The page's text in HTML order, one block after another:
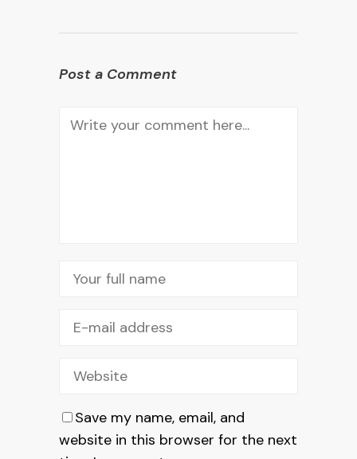
Post a Comment
Save my name, email, and
website in this browser for the next